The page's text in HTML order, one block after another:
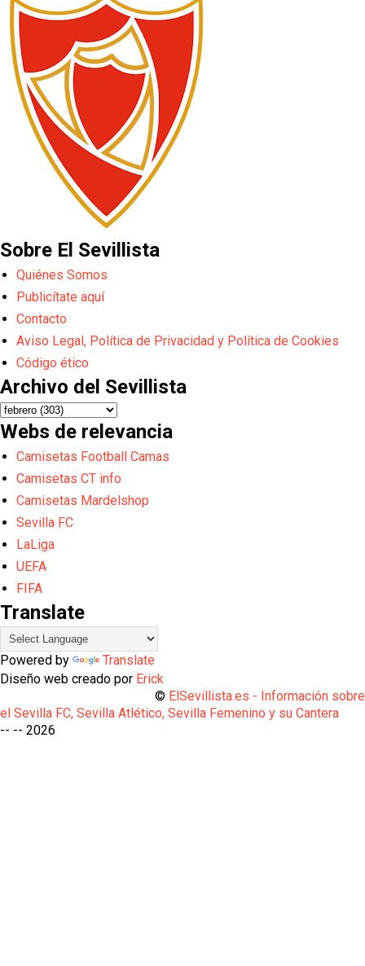
Sobre El Sevillista
Quiénes Somos
Publicítate aquí
Contacto
Aviso Legal, Política de Privacidad y Política de Cookies
Código ético
Archivo del Sevillista
Webs de relevancia
Camisetas Football Camas
Camisetas CT info
Camisetas Mardelshop
Sevilla FC
LaLiga
UEFA
FIFA
Translate
Powered by
Translate
Diseño web creado por Erick
© ElSevillista.es - Información sobre
el Sevilla FC, Sevilla Atlético, Sevilla Femenino y su Cantera
-- -- 2026